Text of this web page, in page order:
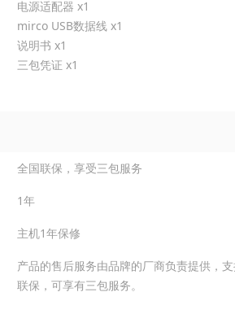
电源适配器 x1
mirco USB数据线 x1
说明书 x1
三包凭证 x1
全国联保，享受三包服务
1年
主机1年保修
产品的售后服务由品牌的厂商负责提供，
联保，可享有三包服务。